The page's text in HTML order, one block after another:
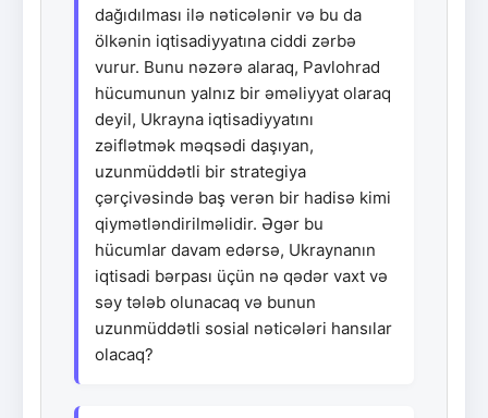
dağıdılması ilə nəticələnir və bu da
ölkənin iqtisadiyyatına ciddi zərbə
vurur. Bunu nəzərə alaraq, Pavlohrad
hücumunun yalnız bir əməliyyat olaraq
deyil, Ukrayna iqtisadiyyatını
zəiflətmək məqsədi daşıyan,
uzunmüddətli bir strategiya
çərçivəsində baş verən bir hadisə kimi
qiymətləndirilməlidir. Əgər bu
hücumlar davam edərsə, Ukraynanın
iqtisadi bərpası üçün nə qədər vaxt və
səy tələb olunacaq və bunun
uzunmüddətli sosial nəticələri hansılar
olacaq?